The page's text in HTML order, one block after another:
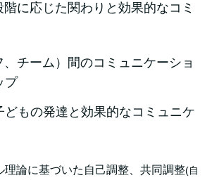
に応じた関わりと 効果的なコミ
チーム）間のコミュニケーショ
プ
どもの発達と効果的なコミュニケ
理論に基づいた自己調整、共同調整(自